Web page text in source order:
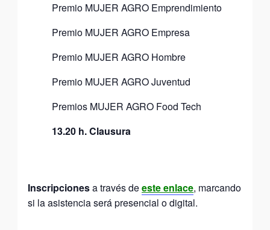
Premio MUJER AGRO Emprendimiento
Premio MUJER AGRO Empresa
Premio MUJER AGRO Hombre
Premio MUJER AGRO Juventud
Premios MUJER AGRO Food Tech
13.20 h. Clausura
Inscripcionesa través deeste enlace, marcando
si la asistencia será presencial o digital.